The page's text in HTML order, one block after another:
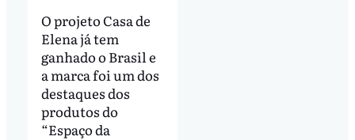
O projeto Casa de
Elena já tem
ganhado o Brasil e
a marca foi um dos
destaques dos
produtos do
“Espaço da